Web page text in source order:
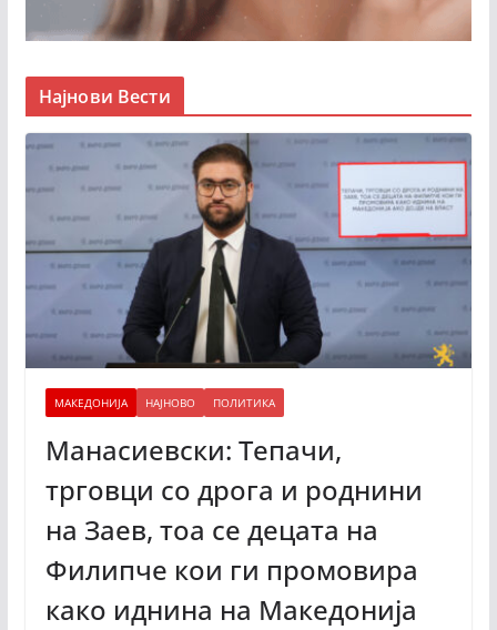
Најнови Вести
МАКЕДОНИЈА НАЈНОВО ПОЛИТИКА
Манасиевски: Тепачи,
трговци со дрога и роднини
на Заев, тоа се децата на
Филипче кои ги промoвира
како иднина на Македонија